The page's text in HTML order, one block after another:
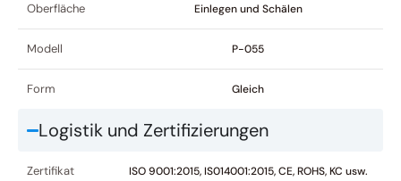
Oberfläche Einlegen und Schälen
Modell P-055
Form Gleich
Logistik und Zertifizierungen
Zertifikat ISO 9001:2015, IS014001:2015, CE, ROHS, KC usw.